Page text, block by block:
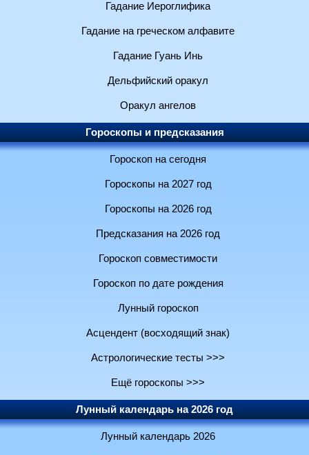
Гадание Иероглифика
Гадание на греческом алфавите
Гадание Гуань Инь
Дельфийский оракул
Оракул ангелов
Гороскопы и предсказания
Гороскоп на сегодня
Гороскопы на 2027 год
Гороскопы на 2026 год
Предсказания на 2026 год
Гороскоп совместимости
Гороскоп по дате рождения
Лунный гороскоп
Асцендент (восходящий знак)
Астрологические тесты >>>
Ещё гороскопы >>>
Лунный календарь на 2026 год
Лунный календарь 2026